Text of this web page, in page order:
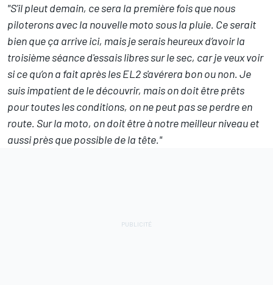
"S'il pleut demain, ce sera la première fois que nous
piloterons avec la nouvelle moto sous la pluie. Ce serait
bien que ça arrive ici, mais je serais heureux d’avoir la
troisième séance d'essais libres sur le sec, car je veux voir
si ce qu’on a fait après les EL2 s'avérera bon ou non. Je
suis impatient de le découvrir, mais on doit être prêts
pour toutes les conditions, on ne peut pas se perdre en
route. Sur la moto, on doit être à notre meilleur niveau et
aussi près que possible de la tête."